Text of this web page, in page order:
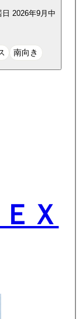
日 2026年9月中
南向き
Ｘ